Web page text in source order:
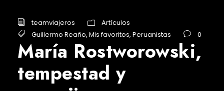
teamviajeros
Artículos
Guillermo Reaño, Mis favoritos, Peruanistas 0
María Rostworowski,
tempestad y